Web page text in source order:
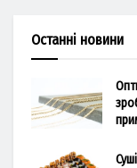
Останні новини